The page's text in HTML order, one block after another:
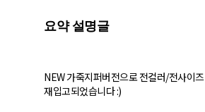
요약 설명글
NEW 가죽지퍼버전으로 전컬러/전사이즈
재입고되었습니다 :)